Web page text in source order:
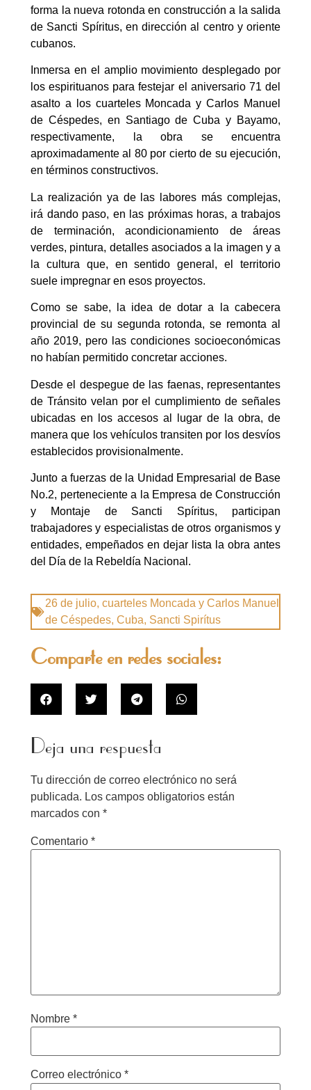
forma la nueva rotonda en construcción a la salida
de Sancti Spíritus, en dirección al centro y oriente
cubanos.
Inmersa en el amplio movimiento desplegado por
los espirituanos para festejar el aniversario 71 del
asalto a los cuarteles Moncada y Carlos Manuel
de Céspedes, en Santiago de Cuba y Bayamo,
respectivamente, la obra se encuentra
aproximadamente al 80 por cierto de su ejecución,
en términos constructivos.
La realización ya de las labores más complejas,
irá dando paso, en las próximas horas, a trabajos
de terminación, acondicionamiento de áreas
verdes, pintura, detalles asociados a la imagen y a
la cultura que, en sentido general, el territorio
suele impregnar en esos proyectos.
Como se sabe, la idea de dotar a la cabecera
provincial de su segunda rotonda, se remonta al
año 2019, pero las condiciones socioeconómicas
no habían permitido concretar acciones.
Desde el despegue de las faenas, representantes
de Tránsito velan por el cumplimiento de señales
ubicadas en los accesos al lugar de la obra, de
manera que los vehículos transiten por los desvíos
establecidos provisionalmente.
Junto a fuerzas de la Unidad Empresarial de Base
No.2, perteneciente a la Empresa de Construcción
y Montaje de Sancti Spíritus, participan
trabajadores y especialistas de otros organismos y
entidades, empeñados en dejar lista la obra antes
del Día de la Rebeldía Nacional.
26 de julio, cuarteles Moncada y Carlos Manuel
de Céspedes, Cuba, Sancti Spirítus
Comparte en redes sociales:
Deja una respuesta
Tu dirección de correo electrónico no será
publicada. Los campos obligatorios están
marcados con *
Comentario *
Nombre *
Correo electrónico *